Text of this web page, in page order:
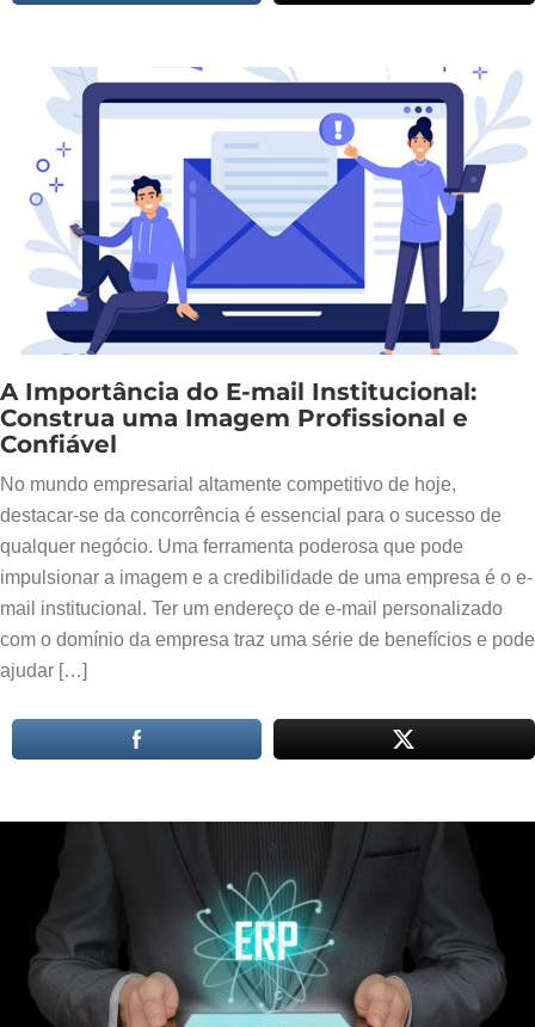
A Importância do E-mail Institucional:
Construa uma Imagem Profissional e
Confiável
No mundo empresarial altamente competitivo de hoje,
destacar-se da concorrência é essencial para o sucesso de
qualquer negócio. Uma ferramenta poderosa que pode
impulsionar a imagem e a credibilidade de uma empresa é o e-
mail institucional. Ter um endereço de e-mail personalizado
com o domínio da empresa traz uma série de benefícios e pode
ajudar […]